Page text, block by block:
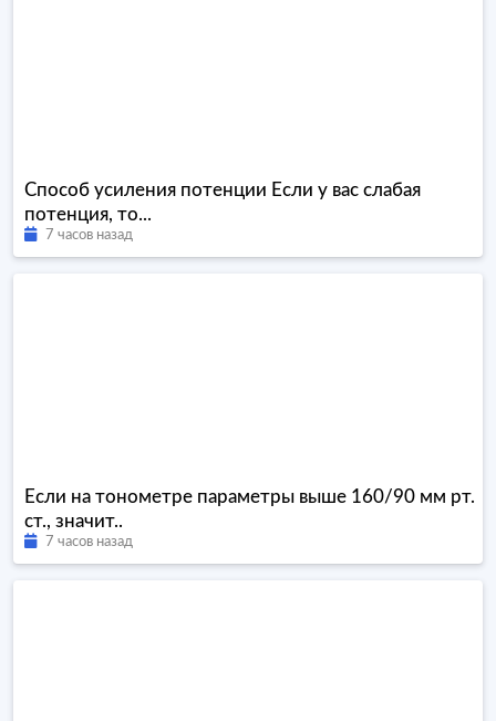
Способ усиления потенции Если у вас слабая
потенция, то...
7 часов назад
Если на тонометре параметры выше 160/90 мм рт.
ст., значит..
7 часов назад